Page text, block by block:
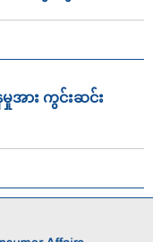
မှုအား ကွင်းဆင်း